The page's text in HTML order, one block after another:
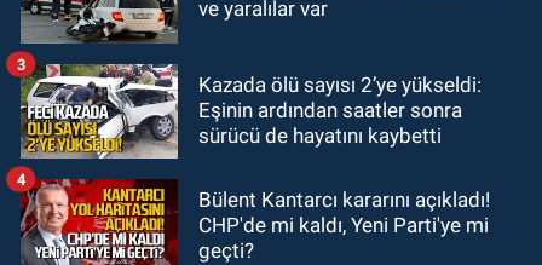
3.Lig'e transfer oldu
22:33Zonguldak TSO önemli
etkinliğe ev sahipliği yaptı
ve yaralılar var
Kazada ölü sayısı 2’ye yükseldi:
Eşinin ardından saatler sonra
sürücü de hayatını kaybetti
3
Bülent Kantarcı kararını açıkladı!
CHP'de mi kaldı, Yeni Parti'ye mi
geçti?
4